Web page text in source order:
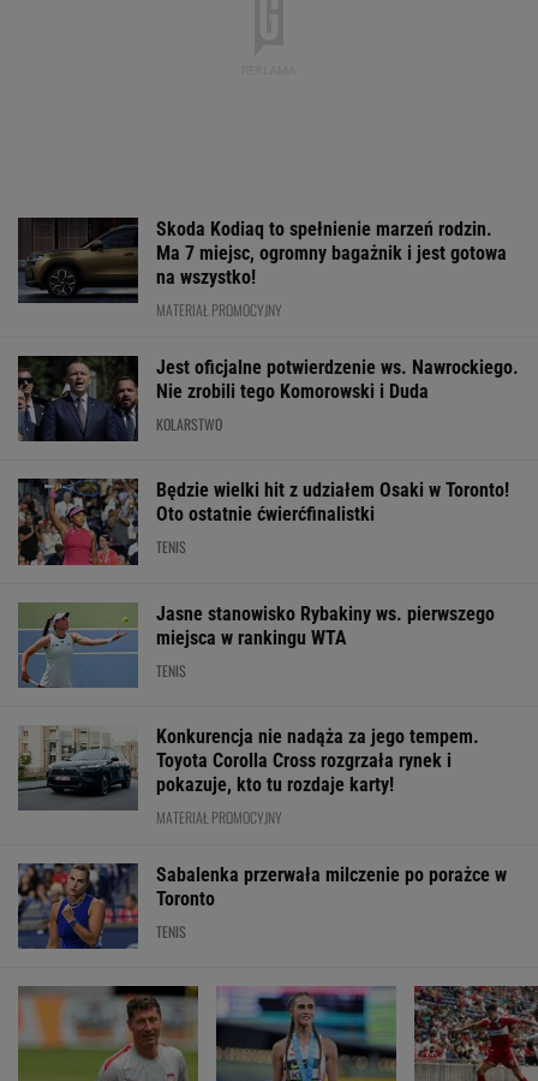
Skoda Kodiaq to spełnienie marzeń rodzin.
Ma 7 miejsc, ogromny bagażnik i jest gotowa
na wszystko!
MATERIAŁ PROMOCYJNY
Jest oficjalne potwierdzenie ws. Nawrockiego.
Nie zrobili tego Komorowski i Duda
KOLARSTWO
Będzie wielki hit z udziałem Osaki w Toronto!
Oto ostatnie ćwierćfinalistki
TENIS
Jasne stanowisko Rybakiny ws. pierwszego
miejsca w rankingu WTA
TENIS
Konkurencja nie nadąża za jego tempem.
Toyota Corolla Cross rozgrzała rynek i
pokazuje, kto tu rozdaje karty!
MATERIAŁ PROMOCYJNY
Sabalenka przerwała milczenie po porażce w
Toronto
TENIS